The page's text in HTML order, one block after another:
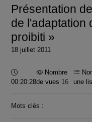
Présentation
de l'adaptation
proibiti »
18 juillet 2011
Durée :
00:20:28
Nombre
de vues 16
une
Mots clés :